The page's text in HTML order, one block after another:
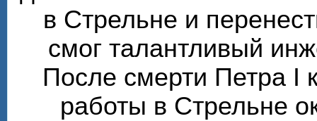
в Стрельне и
смог талантливый
После смерти Петра I
работы в Стрельне